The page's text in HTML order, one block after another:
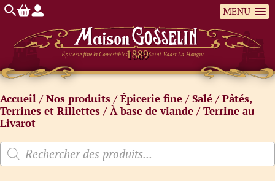
MENU
Épicerie fine & Comestibles Saint-Vaast-La-Hougue
Accueil /Nos produits /Épicerie fine /Salé /Pâtés,
Terrines et Rillettes /À base de viande / Terrine au
Livarot